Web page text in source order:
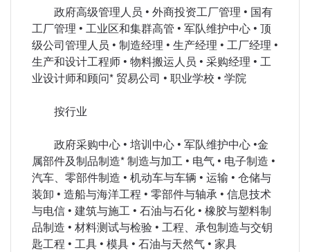
政府高级管理人员 • 外商投资工厂管理 • 国有
工厂管理 • 工业区和集群高管 • 军队维护中心 • 顶
级公司管理人员 • 制造经理 • 生产经理 • 工厂经理 •
生产和设计工程师 • 物料搬运人员 • 采购经理 • 工
业设计师和顾问* 贸易公司 • 职业学校 • 学院
按行业
政府采购中心 • 培训中心 • 军队维护中心 •金
属部件及制品制造* 制造与加工 • 电气 • 电子制造 •
汽车、零部件制造 • 机动车与车辆 • 运输 • 仓储与
装卸 • 造船与海洋工程 • 零部件与轴承 • 信息技术
与电信 • 建筑与施工 • 石油与石化 • 橡胶与塑料制
品制造 • 材料测试与检验 • 工程、承包制造与交钥
匙工程 • 工具 • 模具 • 石油与天然气 • 家具